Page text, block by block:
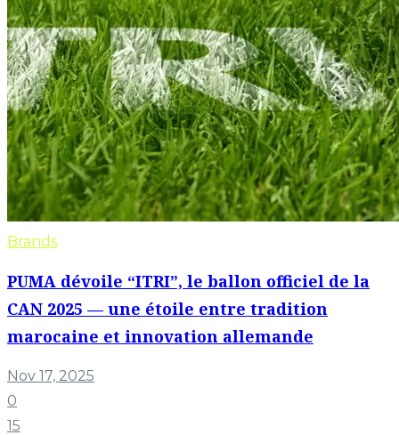
Brands
PUMA dévoile “ITRI”, le ballon officiel de la
CAN 2025 — une étoile entre tradition
marocaine et innovation allemande
Nov 17, 2025
0
15